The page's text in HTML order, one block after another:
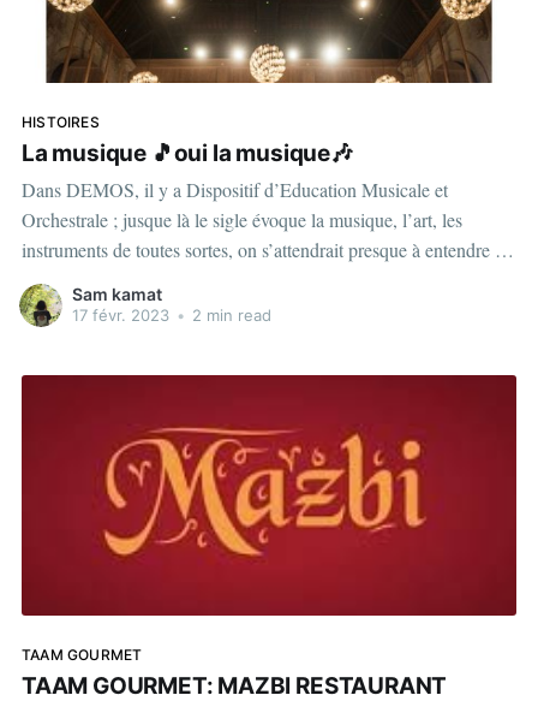
HISTOIRES
La musique 🎵oui la musique🎶
Dans DEMOS, il y a Dispositif d’Education Musicale et
Orchestrale ; jusque là le sigle évoque la musique, l’art, les
instruments de toutes sortes, on s’attendrait presque à entendre les
cuivres, les cordes frottées, à guetter l’arrivée du chef d’orchestre
et sa baguette presque magique. Mais
Sam kamat
17 févr. 2023 • 2 min read
TAAM GOURMET
TAAM GOURMET: MAZBI RESTAURANT